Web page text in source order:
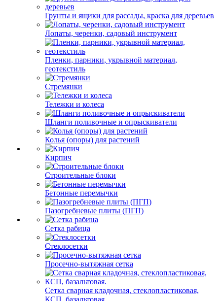
Грунты и ящики для рассады, краска для деревьев
Лопаты, черенки, садовый инструмент
Пленки, парники, укрывной материал,
геотекстиль
Стремянки
Тележки и колеса
Шланги поливочные и опрыскиватели
Колья (опоры) для растений
Кирпич
Строительные блоки
Бетонные перемычки
Пазогребневые плиты (ПГП)
Сетка рабица
Стеклосетки
Просечно-вытяжная сетка
Сетка сварная кладочная, стеклопластиковая,
КСП, базальтовая.